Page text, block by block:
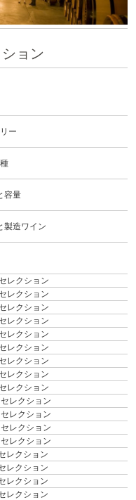
ョン
ー
容量
製造ワイン
レクション
レクション
レクション
レクション
レクション
レクション
レクション
レクション
レクション
レクション
レクション
レクション
レクション
レクション
レクション
レクション
レクション